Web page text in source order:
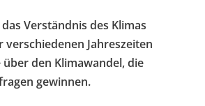
Verständnis des Klimas
Jahreszeiten
den Klimawandel, die
gewinnen.